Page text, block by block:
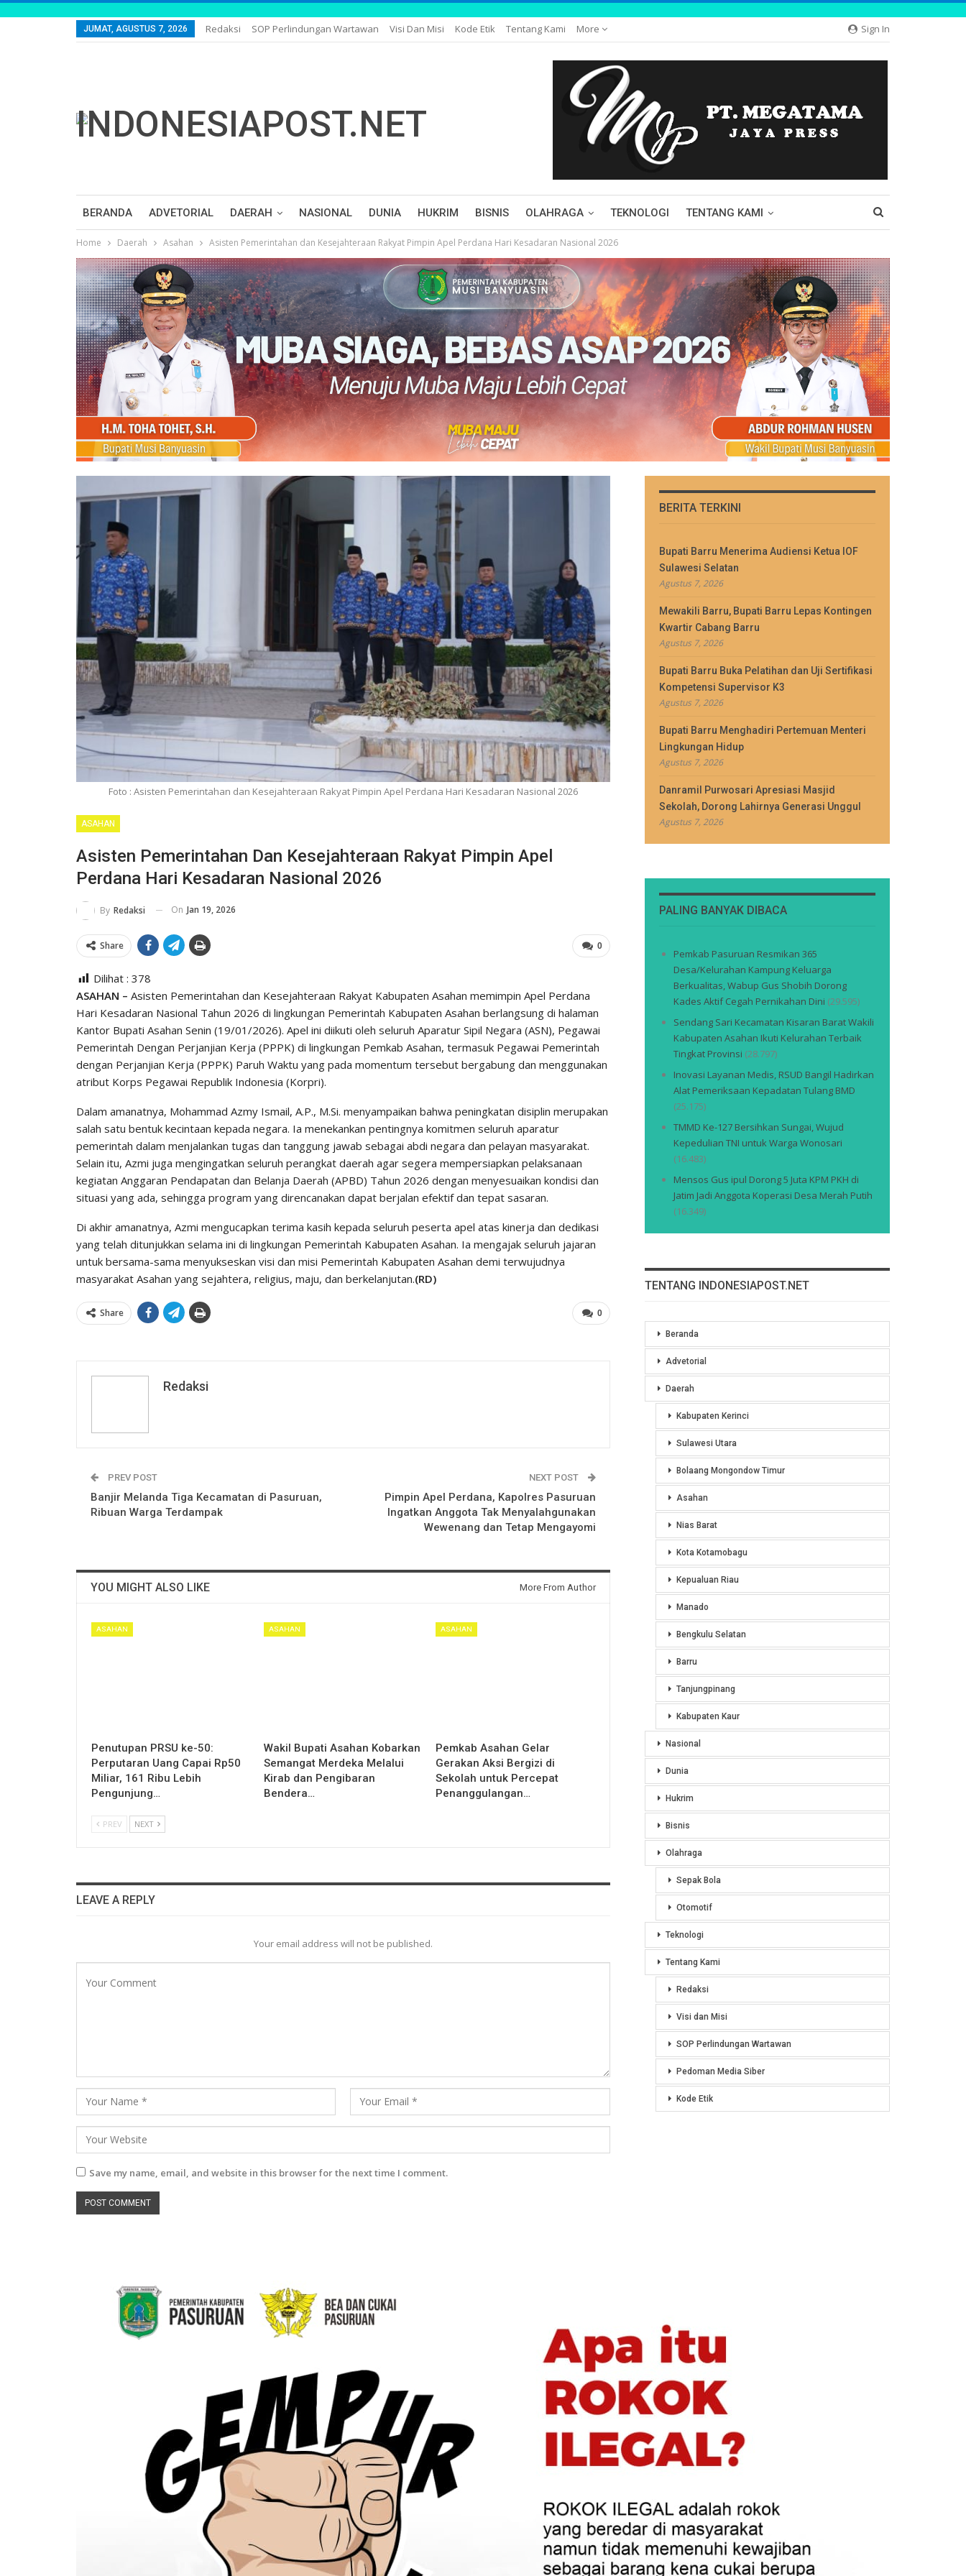
Sign In
JUMAT, AGUSTUS 7, 2026 Redaksi SOP Perlindungan Wartawan Visi Dan Misi Kode Etik Tentang Kami More
BERANDA ADVETORIAL DAERAH NASIONAL DUNIA HUKRIM BISNIS OLAHRAGA TEKNOLOGI TENTANG KAMI
Home Daerah Asahan Asisten Pemerintahan dan Kesejahteraan Rakyat Pimpin Apel Perdana Hari Kesadaran Nasional 2026
Foto : Asisten Pemerintahan dan Kesejahteraan Rakyat Pimpin Apel Perdana Hari Kesadaran Nasional 2026
ASAHAN
Asisten Pemerintahan Dan Kesejahteraan Rakyat Pimpin Apel
Perdana Hari Kesadaran Nasional 2026
By Redaksi On Jan 19, 2026
0
Share
Dilihat : 378
ASAHAN – Asisten Pemerintahan dan Kesejahteraan Rakyat Kabupaten Asahan memimpin Apel Perdana
Hari Kesadaran Nasional Tahun 2026 di lingkungan Pemerintah Kabupaten Asahan berlangsung di halaman
Kantor Bupati Asahan Senin (19/01/2026). Apel ini diikuti oleh seluruh Aparatur Sipil Negara (ASN), Pegawai
Pemerintah Dengan Perjanjian Kerja (PPPK) di lingkungan Pemkab Asahan, termasuk Pegawai Pemerintah
dengan Perjanjian Kerja (PPPK) Paruh Waktu yang pada momentum tersebut bergabung dan menggunakan
atribut Korps Pegawai Republik Indonesia (Korpri).
Dalam amanatnya, Mohammad Azmy Ismail, A.P., M.Si. menyampaikan bahwa peningkatan disiplin merupakan
salah satu bentuk kecintaan kepada negara. Ia menekankan pentingnya komitmen seluruh aparatur
pemerintah dalam menjalankan tugas dan tanggung jawab sebagai abdi negara dan pelayan masyarakat.
Selain itu, Azmi juga mengingatkan seluruh perangkat daerah agar segera mempersiapkan pelaksanaan
kegiatan Anggaran Pendapatan dan Belanja Daerah (APBD) Tahun 2026 dengan menyesuaikan kondisi dan
situasi yang ada, sehingga program yang direncanakan dapat berjalan efektif dan tepat sasaran.
Di akhir amanatnya, Azmi mengucapkan terima kasih kepada seluruh peserta apel atas kinerja dan dedikasi
yang telah ditunjukkan selama ini di lingkungan Pemerintah Kabupaten Asahan. Ia mengajak seluruh jajaran
untuk bersama-sama menyukseskan visi dan misi Pemerintah Kabupaten Asahan demi terwujudnya
masyarakat Asahan yang sejahtera, religius, maju, dan berkelanjutan.(RD)
0
Share
Redaksi
PREV POST
Banjir Melanda Tiga Kecamatan di Pasuruan,
Ribuan Warga Terdampak
NEXT POST
Pimpin Apel Perdana, Kapolres Pasuruan
Ingatkan Anggota Tak Menyalahgunakan
Wewenang dan Tetap Mengayomi
YOU MIGHT ALSO LIKE More From Author
ASAHAN
Penutupan PRSU ke-50:
Perputaran Uang Capai Rp50
Miliar, 161 Ribu Lebih
Pengunjung…
ASAHAN
Wakil Bupati Asahan Kobarkan
Semangat Merdeka Melalui
Kirab dan Pengibaran
Bendera…
ASAHAN
Pemkab Asahan Gelar
Gerakan Aksi Bergizi di
Sekolah untuk Percepat
Penanggulangan…
PREV NEXT
LEAVE A REPLY
Your email address will not be published.
Save my name, email, and website in this browser for the next time I comment.
BERITA TERKINI
Bupati Barru Menerima Audiensi Ketua IOF
Sulawesi Selatan
Agustus 7, 2026
Mewakili Barru, Bupati Barru Lepas Kontingen
Kwartir Cabang Barru
Agustus 7, 2026
Bupati Barru Buka Pelatihan dan Uji Sertifikasi
Kompetensi Supervisor K3
Agustus 7, 2026
Bupati Barru Menghadiri Pertemuan Menteri
Lingkungan Hidup
Agustus 7, 2026
Danramil Purwosari Apresiasi Masjid
Sekolah, Dorong Lahirnya Generasi Unggul
Agustus 7, 2026
PALING BANYAK DIBACA
Pemkab Pasuruan Resmikan 365
Desa/Kelurahan Kampung Keluarga
Berkualitas, Wabup Gus Shobih Dorong
Kades Aktif Cegah Pernikahan Dini (29.595)
Sendang Sari Kecamatan Kisaran Barat Wakili
Kabupaten Asahan Ikuti Kelurahan Terbaik
Tingkat Provinsi (28.797)
Inovasi Layanan Medis, RSUD Bangil Hadirkan
Alat Pemeriksaan Kepadatan Tulang BMD
(25.175)
TMMD Ke-127 Bersihkan Sungai, Wujud
Kepedulian TNI untuk Warga Wonosari
(16.483)
Mensos Gus ipul Dorong 5 Juta KPM PKH di
Jatim Jadi Anggota Koperasi Desa Merah Putih
(16.349)
TENTANG INDONESIAPOST.NET
Beranda
Advetorial
Daerah
Kabupaten Kerinci
Sulawesi Utara
Bolaang Mongondow Timur
Asahan
Nias Barat
Kota Kotamobagu
Kepualuan Riau
Manado
Bengkulu Selatan
Barru
Tanjungpinang
Kabupaten Kaur
Nasional
Dunia
Hukrim
Bisnis
Olahraga
Sepak Bola
Otomotif
Teknologi
Tentang Kami
Redaksi
Visi dan Misi
SOP Perlindungan Wartawan
Pedoman Media Siber
Kode Etik